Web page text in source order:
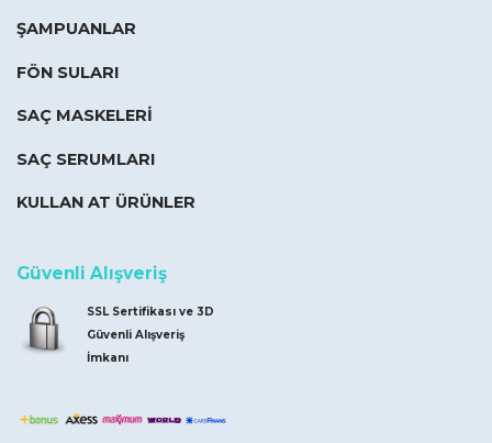
ŞAMPUANLAR
FÖN SULARI
SAÇ MASKELERİ
SAÇ SERUMLARI
KULLAN AT ÜRÜNLER
Güvenli Alışveriş
SSL Sertifikası ve 3D
Güvenli Alışveriş
İmkanı